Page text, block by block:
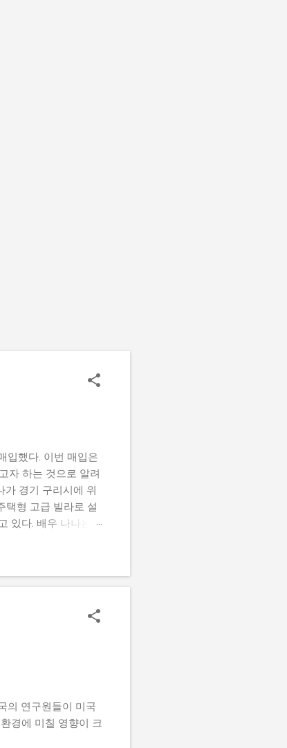
입했다. 이번 매입은
자 하는 것으로 알려
가 경기 구리시에 위
택형 고급 빌라로 설
있다. 배우 나나는
한 이야기도 전했다.
있다고 전했다. 앞으
시그니처의 매력 '아
환경 속에 자리잡고
있다. 나나가 선택한
의 연구원들이 미국
경에 미칠 영향이 크